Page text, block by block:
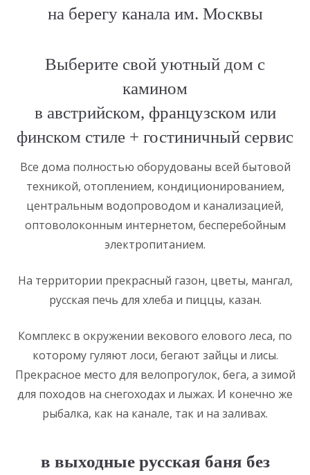
на берегу канала им. Москвы
Выберите свой уютный дом с
камином
в австрийском, французском или
финском стиле + гостиничный сервис
Все дома полностью оборудованы всей бытовой
техникой, отоплением, кондиционированием,
центральным водопроводом и канализацией,
оптоволоконным интернетом, бесперебойным
электропитанием.
На территории прекрасный газон, цветы, мангал,
русская печь для хлеба и пиццы, казан.
Комплекс в окружении векового елового леса, по
которому гуляют лоси, бегают зайцы и лисы.
Прекрасное место для велопрогулок, бега, а зимой
для походов на снегоходах и лыжах. И конечно же
рыбалка, как на канале, так и на заливах.
в выходные русская баня без